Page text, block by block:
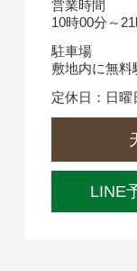
営業時間
10時00分～
駐車場
敷地内に無料
定休日：日曜
LINE